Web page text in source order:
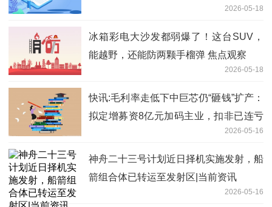
2026-05-18
冰箱彩电大沙发都弱爆了！这台SUV，
能越野，还能防两颗手榴弹 焦点观察
2026-05-18
快讯:毛利率走低下中巨芯仍“砸钱”扩产：
拟定增募资8亿元加码主业，扣非已连亏
2026-05-16
神舟二十三号计划近日择机实施发射，船
箭组合体已转运至发射区|当前资讯
2026-05-16